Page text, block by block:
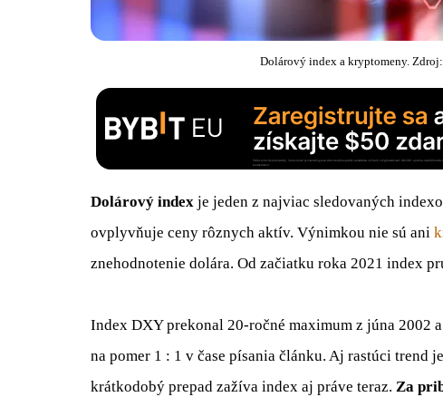
Dolárový index a kryptomeny.
Dolárový index je jeden z najviac sledovaných
ovplyvňuje ceny rôznych aktív. Výnimkou nie sú ani
znehodnotenie dolára. Od začiatku roka 2021 index
Index DXY prekonal 20-ročné maximum z júna 2002
na pomer 1 : 1 v čase písania článku. Aj rastúci trend
krátkodobý prepad zažíva index aj práve teraz. Za